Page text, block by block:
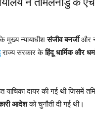
मुख्य न्यायाधीशसंजीव बनर्जीऔर
राज्य सरकार केहिंदू धार्मिक और
याचिका दायर की गई थी जिसमें
आदेशको चुनौती दी गई थी।